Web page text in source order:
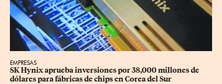
EMPRESAS
SK Hynix aprueba inversiones por 38,000 millones de
dólares para fábricas de chips en Corea del Sur